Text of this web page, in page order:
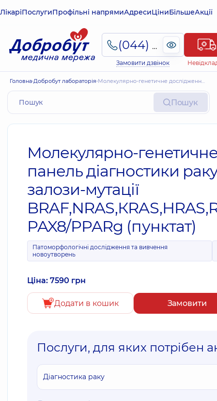
ЛікаріПослугиПрофільні напрямиАдресиЦіниБільшеАкції
(044) 495-2-888
Замовити дзвінок
Головна Добробут лабораторія Молекулярно-генетичне дослідження: панель діагностики раку щитоподібної залози-мутації BRAF,NRAS,КRAS,НRAS,RET/PTC1,RET/PTC3, PAX8/PPARg (пунктат)
Пошук
Молекулярно-
панель діагностики
залози-мутації
PAX8/PPARg (пунктат)
Патоморфологічні дослідження та вивчення
новоутворень
Ціна: 7590 грн
Додати в кошик Замовити
Послуги, для яких потрібен
Діагностика раку